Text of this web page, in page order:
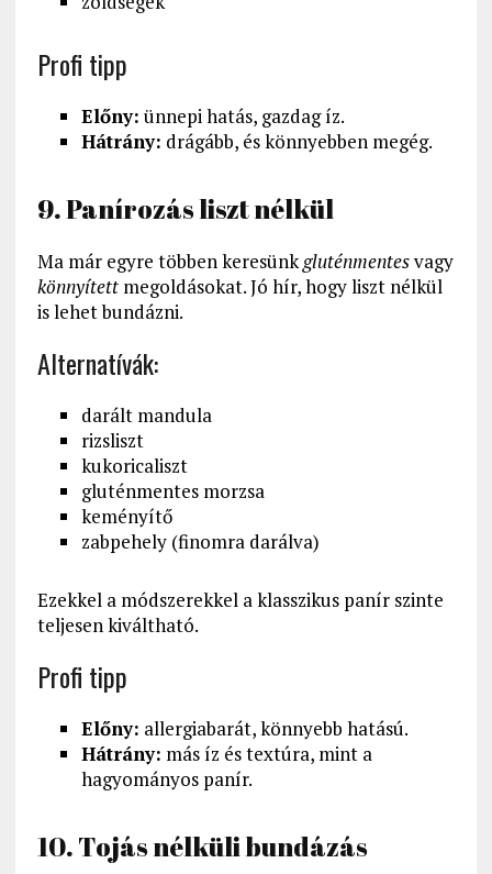
Profi tipp
Előny: ünnepi hatás, gazdag íz.
Hátrány: drágább, és könnyebben megég.
9. Panírozás liszt nélkül
Ma már egyre többen keresünkgluténmentesvagy
könnyítettmegoldásokat. Jó hír, hogy liszt nélkül
is lehet bundázni.
Alternatívák:
darált mandula
rizsliszt
kukoricaliszt
gluténmentes morzsa
keményítő
zabpehely (finomra darálva)
Ezekkel a módszerekkel a klasszikus panír szinte
teljesen kiváltható.
Profi tipp
Előny: allergiabarát, könnyebb hatású.
Hátrány: más íz és textúra, mint a
hagyományos panír.
10. Tojás nélküli bundázás